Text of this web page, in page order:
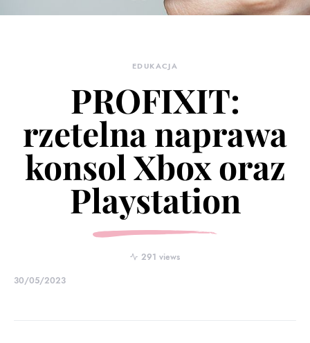
EDUKACJA
PROFIXIT:
rzetelna naprawa
konsol Xbox oraz
Playstation
291 views
30/05/2023